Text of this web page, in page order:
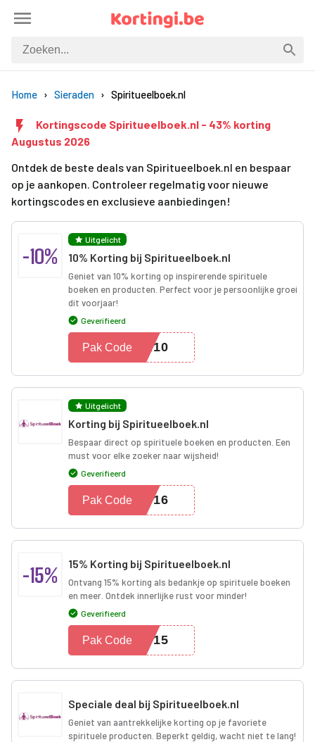
Home Sieraden Spiritueelboek.nl
Kortingscode Spiritueelboek.nl - 43% korting
Augustus 2026
Ontdek de beste deals van Spiritueelboek.nl en bespaar
op je aankopen. Controleer regelmatig voor nieuwe
kortingscodes en exclusieve aanbiedingen!
-10%
Uitgelicht
10% Korting bij Spiritueelboek.nl
Geniet van 10% korting op inspirerende spirituele
boeken en producten. Perfect voor je persoonlijke groei
dit voorjaar!
Geverifieerd
AR10
Pak Code
Uitgelicht
Korting bij Spiritueelboek.nl
Bespaar direct op spirituele boeken en producten. Een
must voor elke zoeker naar wijsheid!
Geverifieerd
NG16
Pak Code
-15% 15% Korting bij Spiritueelboek.nl
Ontvang 15% korting als bedankje op spirituele boeken
en meer. Ontdek innerlijke rust voor minder!
Geverifieerd
KT15
Pak Code
Speciale deal bij Spiritueelboek.nl
Geniet van aantrekkelijke korting op je favoriete
spirituele producten. Beperkt geldig, wacht niet te lang!